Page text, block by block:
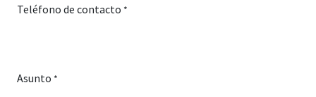
Teléfono de contacto *
Asunto *